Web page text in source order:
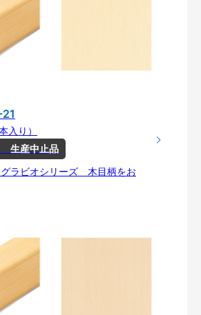
入り）
生産中止品
ラビオシリーズ 木目柄をお